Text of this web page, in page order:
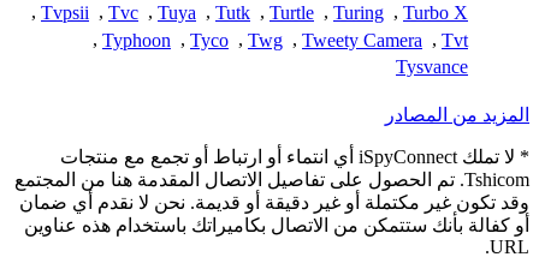
Turbo X
,
Turing
,
Turtle
,
Tutk
,
Tuya
,
Tvc
,
Tvpsii
,
Tvt
,
Tweety Camera
,
Twg
,
Tyco
,
Typhoon
,
Tysvance
المزيد من المصادر
* لا تملك iSpyConnect أي انتماء أو ارتباط أو تجمع مع منتجات
Tshicom. تم الحصول على تفاصيل الاتصال المقدمة هنا من المجتمع
وقد تكون غير مكتملة أو غير دقيقة أو قديمة. نحن لا نقدم أي ضمان
أو كفالة بأنك ستتمكن من الاتصال بكاميراتك باستخدام هذه عناوين
URL.